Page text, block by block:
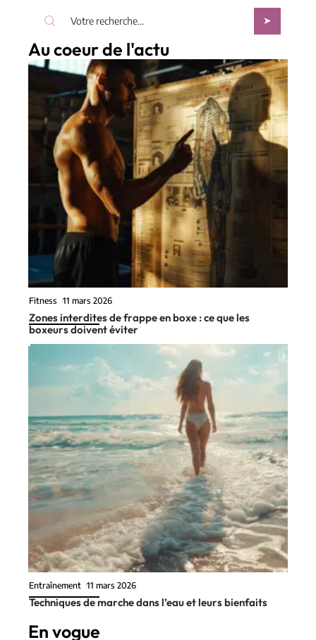
Au coeur de l'actu
Fitness 11 mars 2026
Zones interdites de frappe en boxe : ce que les
boxeurs doivent éviter
Entraînement 11 mars 2026
Techniques de marche dans l’eau et leurs bienfaits
En vogue